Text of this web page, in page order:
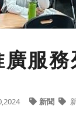
廣服
新聞